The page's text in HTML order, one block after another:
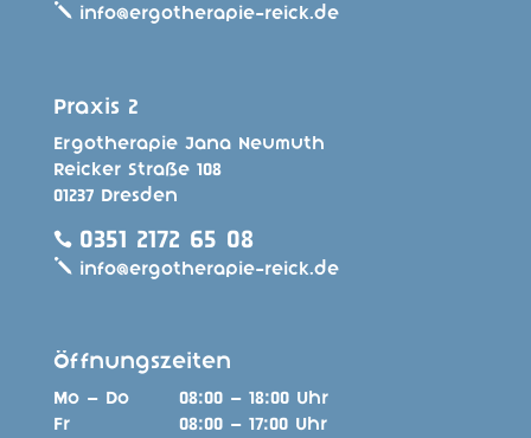
j info@ergotherapie-reick.de
Praxis 2
Ergotherapie Jana Neumuth
Reicker Straße 108
01237 Dresden
 0351 2172 65 08
j info@ergotherapie-reick.de
Öffnungszeiten
Mo – Do
08:00 – 18:00 Uhr
Fr
08:00 – 17:00 Uhr